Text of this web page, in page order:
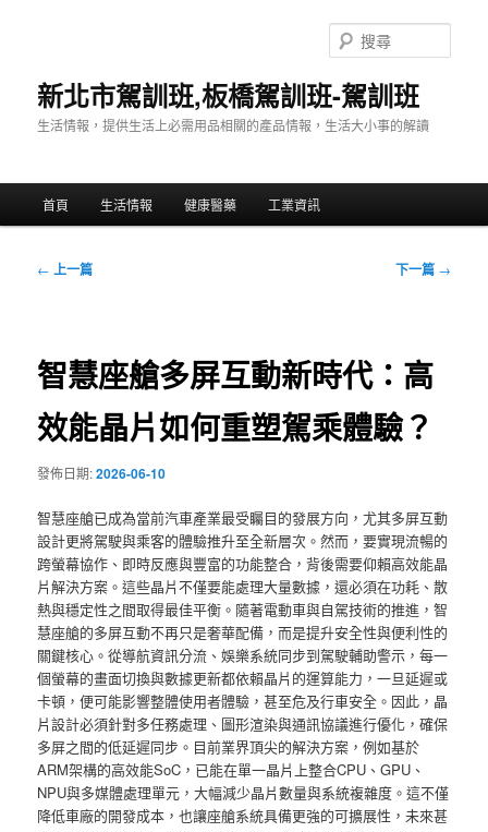
新北市駕訓班,板橋駕訓班-駕訓班
生活情報，提供生活上必需用品相關的產品情報，生活大小事的解讀
尋
首頁 生活情報 健康醫藥 工業資訊
文
← 上一篇 下一篇 →
智慧座艙多屏互動新時代：高
效能晶片如何重塑駕乘體驗？
發佈日期:2026-06-10
智慧座艙已成為當前汽車產業最受矚目的發展方向，尤其多屏互動
設計更將駕駛與乘客的體驗推升至全新層次。然而，要實現流暢的
跨螢幕協作、即時反應與豐富的功能整合，背後需要仰賴高效能晶
片解決方案。這些晶片不僅要能處理大量數據，還必須在功耗、散
熱與穩定性之間取得最佳平衡。隨著電動車與自駕技術的推進，智
慧座艙的多屏互動不再只是奢華配備，而是提升安全性與便利性的
關鍵核心。從導航資訊分流、娛樂系統同步到駕駛輔助警示，每一
個螢幕的畫面切換與數據更新都依賴晶片的運算能力，一旦延遲或
卡頓，便可能影響整體使用者體驗，甚至危及行車安全。因此，晶
片設計必須針對多任務處理、圖形渲染與通訊協議進行優化，確保
多屏之間的低延遲同步。目前業界頂尖的解決方案，例如基於
ARM架構的高效能SoC，已能在單一晶片上整合CPU、GPU、
NPU與多媒體處理單元，大幅減少晶片數量與系統複雜度。這不僅
降低車廠的開發成本，也讓座艙系統具備更強的可擴展性，未來甚